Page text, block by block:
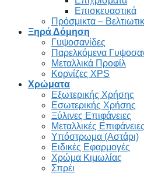
Επισκευαστικά
Πρόσμικτα –
Ξηρά Δόμηση
Γυψοσανίδες
Παρελκόμενα
Μεταλλικά Προφίλ
Κορνίζες XPS
Χρώματα
Εξωτερικής Χρήσης
Εσωτερικής Χρήσης
Ξύλινες Επιφάνειες
Μεταλλικές Επιφάνειες
Υπόστρωμα (Αστάρι)
Ειδικές Εφαρμογές
Χρώμα Κιμωλίας
Σπρέι